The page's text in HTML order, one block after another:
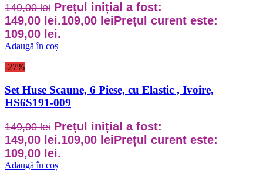
149,00lei Prețul inițial a fost:
149,00 lei.109,00 leiPrețul curent este:
109,00 lei.
Adaugă în coș
-27%
Set Huse Scaune, 6 Piese, cu Elastic , Ivoire,
HS6S191-009
149,00lei Prețul inițial a fost:
149,00 lei.109,00 leiPrețul curent este:
109,00 lei.
Adaugă în coș